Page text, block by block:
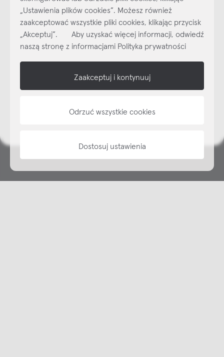
Najlepsze inspiracje i promocje na wyciągnięcie ręki, zapisz się już
dzisiaj do naszego cyklicznego newslettera!
SubskrybujNEWSLETTER
„Ustawienia plików cookies”. Możesz również
zaakceptować wszystkie pliki cookies, klikając przycisk
„Akceptuj”. Aby uzyskać więcej informacji, odwiedź
naszą stronę z informacjami Polityka prywatności
Zaakceptuj i kontynuuj
Odrzuć wszystkie cookies
Dostosuj ustawienia